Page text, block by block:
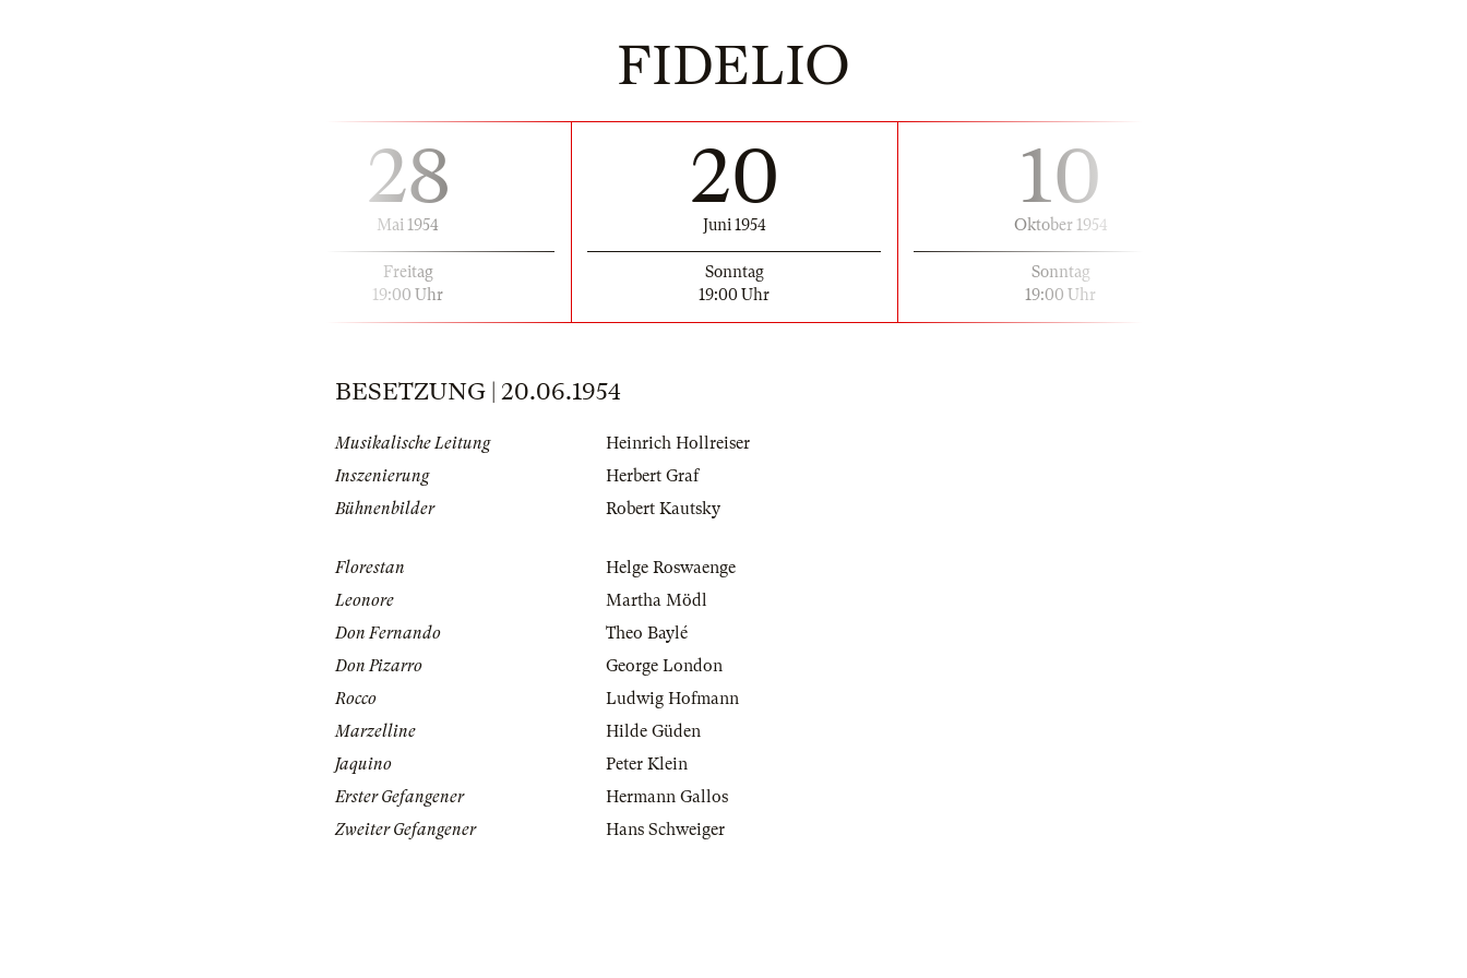
FIDELIO
28
Mai 1954
Freitag
19:00 Uhr
20
Juni 1954
Sonntag
19:00 Uhr
10
Oktober 1954
Sonntag
19:00 Uhr
BESETZUNG | 20.06.1954
Musikalische Leitung
Heinrich Hollreiser
Inszenierung
Herbert Graf
Bühnenbilder
Robert Kautsky
Florestan
Helge Roswaenge
Leonore
Martha Mödl
Don Fernando
Theo Baylé
Don Pizarro
George London
Rocco
Ludwig Hofmann
Marzelline
Hilde Güden
Jaquino
Peter Klein
Erster Gefangener
Hermann Gallos
Zweiter Gefangener
Hans Schweiger